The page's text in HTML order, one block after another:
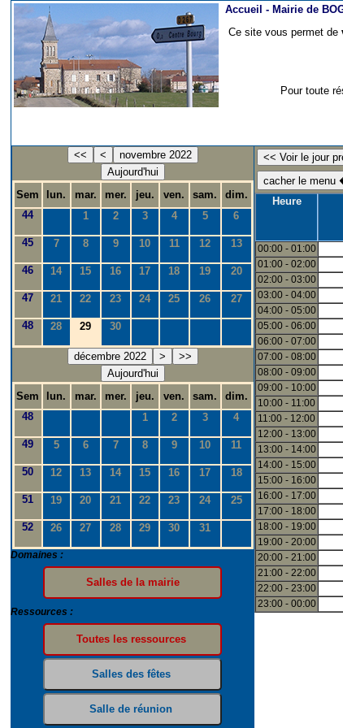
Accueil - Mairie de
Ce site vous permet de
Pour toute
<< <
novembre 2022
Aujourd'hui
Sem
lun. mar. mer. jeu. ven. sam.
dim.
44
1 2 3 4 5 6
45 7 8 9 10 11 12 13
46 14 15 16 17 18 19 20
47 21 22 23 24 25 26 27
48 28 29 30
décembre 2022 >
>>
Aujourd'hui
Sem
lun. mar. mer. jeu. ven. sam.
dim.
48
1 2 3 4
49 5 6 7 8 9 10 11
50 12 13 14 15 16 17 18
51 19 20 21 22 23 24 25
52 26 27 28 29 30 31
Domaines :
Ressources :
Heure
00:00 - 01:00
01:00 - 02:00
02:00 - 03:00
03:00 - 04:00
04:00 - 05:00
05:00 - 06:00
06:00 - 07:00
07:00 - 08:00
08:00 - 09:00
09:00 - 10:00
10:00 - 11:00
11:00 - 12:00
12:00 - 13:00
13:00 - 14:00
14:00 - 15:00
15:00 - 16:00
16:00 - 17:00
17:00 - 18:00
18:00 - 19:00
19:00 - 20:00
20:00 - 21:00
21:00 - 22:00
22:00 - 23:00
23:00 - 00:00